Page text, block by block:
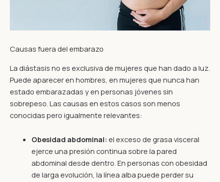
Causas fuera del embarazo
La diástasis no es exclusiva de mujeres que han dado a luz.
Puede aparecer en hombres, en mujeres que nunca han
estado embarazadas y en personas jóvenes sin
sobrepeso. Las causas en estos casos son menos
conocidas pero igualmente relevantes:
Obesidad abdominal: el exceso de grasa visceral
ejerce una presión continua sobre la pared
abdominal desde dentro. En personas con obesidad
de larga evolución, la línea alba puede perder su